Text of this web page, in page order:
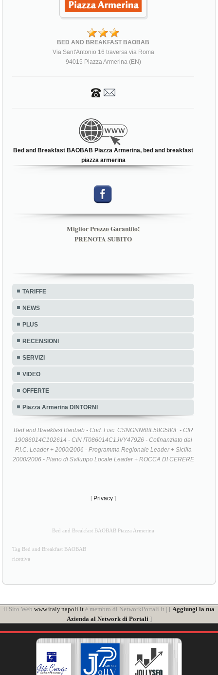
BED AND BREAKFAST BAOBAB
Via Sant'Antonio 16 traversa via Roma
94015 Piazza Armerina (EN)
Bed and Breakfast BAOBAB Piazza Armerina, bed and breakfast
piazza armerina
Miglior Prezzo Garantito!
PRENOTA SUBITO
TARIFFE
NEWS
PLUS
RECENSIONI
SERVIZI
VIDEO
OFFERTE
Piazza Armerina DINTORNI
Bed and Breakfast Baobab - Cod. Fisc. CSNGNN68L58G580F - CIR
19086014C102614 - CIN IT086014C1JVY479Z6 - Cofinanziato dal
P.I.C. Leader + 2000/2006 - Programma Regionale Leader + Sicilia
2000/2006 - Piano di Sviluppo Locale Leader + ROCCA DI CERERE
[ Privacy ]
Bed and Breakfast BAOBAB Piazza Armerina
Tag Bed and Breakfast BAOBAB
ricettiva
il Sito Web www.italy.napoli.it è membro di NetworkPortali.it | [ Aggiungi la tua
Azienda al Network di Portali ]